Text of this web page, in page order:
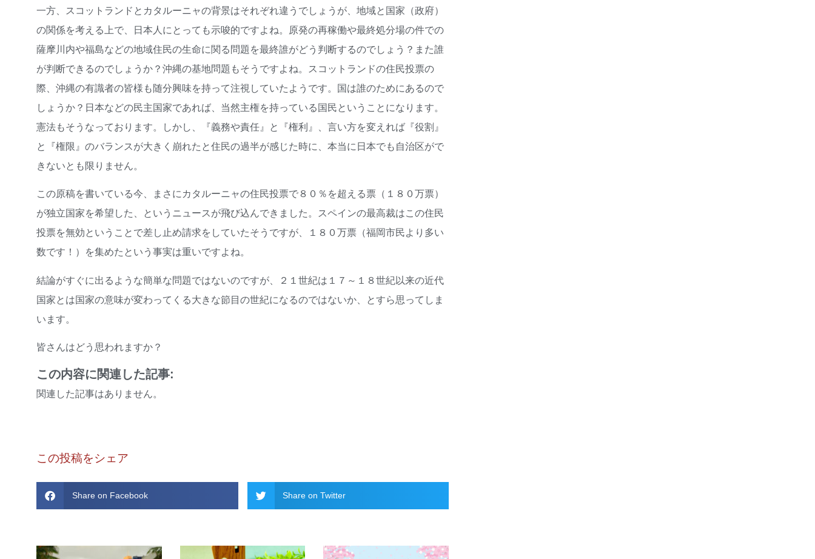
一方、スコットランドとカタルーニャの背景はそれぞれ違うでしょうが、地域と国家（政府）
の関係を考える上で、日本人にとっても示唆的ですよね。原発の再稼働や最終処分場の件での
薩摩川内や福島などの地域住民の生命に関る問題を最終誰がどう判断するのでしょう？また誰
が判断できるのでしょうか？沖縄の基地問題もそうですよね。スコットランドの住民投票の
際、沖縄の有識者の皆様も随分興味を持って注視していたようです。国は誰のためにあるので
しょうか？日本などの民主国家であれば、当然主権を持っている国民ということになります。
憲法もそうなっております。しかし、『義務や責任』と『権利』、言い方を変えれば『役割』
と『権限』のバランスが大きく崩れたと住民の過半が感じた時に、本当に日本でも自治区がで
きないとも限りません。
この原稿を書いている今、まさにカタルーニャの住民投票で８０％を超える票（１８０万票）
が独立国家を希望した、というニュースが飛び込んできました。スペインの最高裁はこの住民
投票を無効ということで差し止め請求をしていたそうですが、１８０万票（福岡市民より多い
数です！）を集めたという事実は重いですよね。
結論がすぐに出るような簡単な問題ではないのですが、２１世紀は１７～１８世紀以来の近代
国家とは国家の意味が変わってくる大きな節目の世紀になるのではないか、とすら思ってしま
います。
皆さんはどう思われますか？
この内容に関連した記事:
関連した記事はありません。
この投稿をシェア
Share on Facebook Share on Twitter